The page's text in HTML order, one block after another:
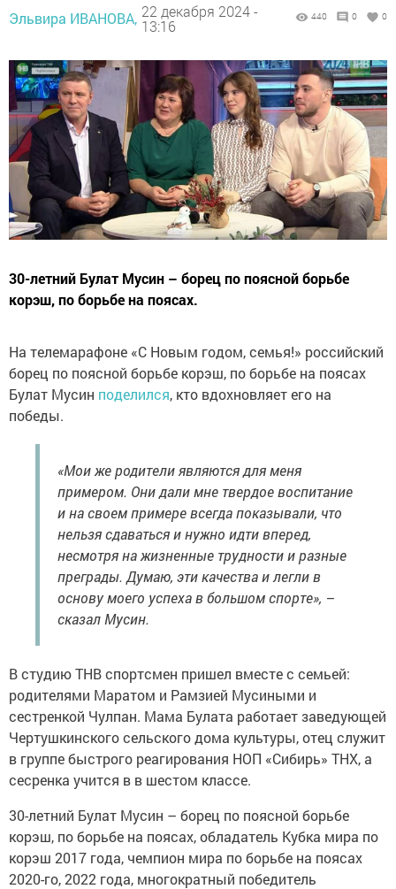
Эльвира ИВАНОВА, 22 декабря 2024 -
13:16
440 0 0
30-летний Булат Мусин – борец по поясной борьбе
корэш, по борьбе на поясах.
На телемарафоне «С Новым годом, семья!» российский
борец по поясной борьбе корэш, по борьбе на поясах
Булат Мусин поделился, кто вдохновляет его на
победы.
«Мои же родители являются для меня
примером. Они дали мне твердое воспитание
и на своем примере всегда показывали, что
нельзя сдаваться и нужно идти вперед,
несмотря на жизненные трудности и разные
преграды. Думаю, эти качества и легли в
основу моего успеха в большом спорте», –
сказал Мусин.
В студию ТНВ спортсмен пришел вместе с семьей:
родителями Маратом и Рамзией Мусиными и
сестренкой Чулпан. Мама Булата работает заведующей
Чертушкинского сельского дома культуры, отец служит
в группе быстрого реагирования НОП «Сибирь» ТНХ, а
сесренка учится в в шестом классе.
30-летний Булат Мусин – борец по поясной борьбе
корэш, по борьбе на поясах, обладатель Кубка мира по
корэш 2017 года, чемпион мира по борьбе на поясах
2020-го, 2022 года, многократный победитель